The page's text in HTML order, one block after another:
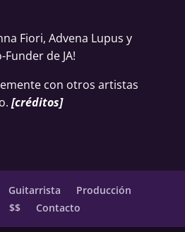
Fiori, Advena Lupus y
de JA!
con otros artistas
[créditos]
Guitarrista
Producción
$$ Contacto